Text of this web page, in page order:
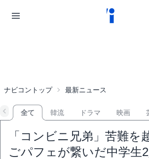
ナビコントップ 最新ニュース
全て 韓流 ドラマ 映画
「コンビニ兄弟」苦難を
ごパフェが繋いだ中学生